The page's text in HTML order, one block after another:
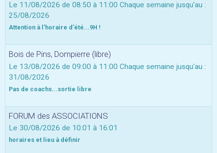
Le 11/08/2026 de 08:50 à 11:00 Chaque semaine jusqu'au :
25/08/2026
Attention à l'horaire d'été...9H !
Bois de Pins, Dompierre (libre)
Le 13/08/2026 de 09:00 à 11:00 Chaque semaine jusqu'au :
31/08/2026
Pas de coachs...sortie libre
FORUM des ASSOCIATIONS
Le 30/08/2026 de 10:01 à 16:01
horaires et lieu à définir